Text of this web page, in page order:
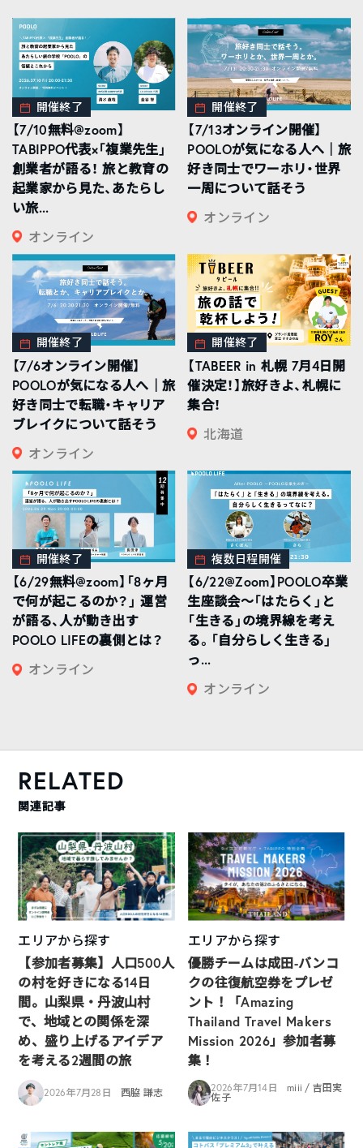
開催終了
【7/10無料@zoom】
TABIPPO代表×「複業先生」
創業者が語る！ 旅と教育の
起業家から見た、あたらし
い旅...
オンライン
開催終了
【7/13オンライン開催】
POOLOが気になる人へ｜旅
好き同士でワーホリ・世界
一周について話そう
オンライン
開催終了
【7/6オンライン開催】
POOLOが気になる人へ｜旅
好き同士で転職・キャリア
ブレイクについて話そう
オンライン
開催終了
【TABEER in 札幌 7月4日開
催決定！】旅好きよ、札幌に
集合！
北海道
開催終了
【6/29無料@zoom】「8ヶ月
で何が起こるのか？」 運営
が語る、人が動き出す
POOLO LIFEの裏側とは？
オンライン
複数日程開催
【6/22@Zoom】POOLO卒業
生座談会〜「はたらく」と
「生きる」の境界線を考え
る。「自分らしく生きる」
っ...
オンライン
RELATED
関連記事
エリアから探す
【参加者募集】人口500人
の村を好きになる14日
間。山梨県・丹波山村
で、地域との関係を深
め、盛り上げるアイデア
を考える2週間の旅
2026年7月28日 西脇 謙志
エリアから探す
優勝チームは成田-バンコ
クの往復航空券をプレゼ
ント！「Amazing
Thailand Travel Makers
Mission 2026」参加者募
集！
2026年7月14日
miii / 吉田実
佐子